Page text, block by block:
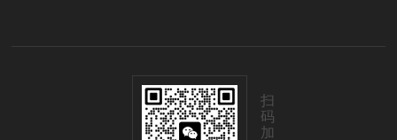
扫
码
加